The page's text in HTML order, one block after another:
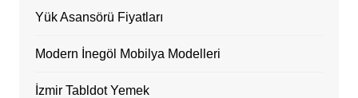
Yük Asansörü Fiyatları
Modern İnegöl Mobilya Modelleri
İzmir Tabldot Yemek